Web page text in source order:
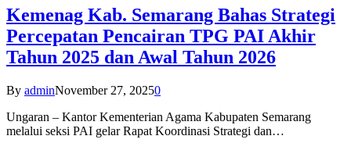
Kemenag Kab. Semarang Bahas Strategi
Percepatan Pencairan TPG PAI Akhir
Tahun 2025 dan Awal Tahun 2026
By adminNovember 27, 20250
Ungaran – Kantor Kementerian Agama Kabupaten Semarang
melalui seksi PAI gelar Rapat Koordinasi Strategi dan…